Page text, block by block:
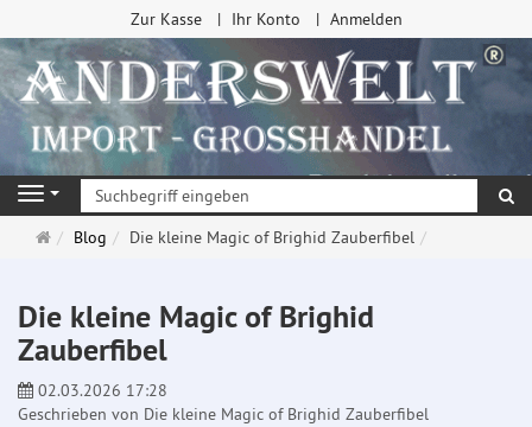
Zur Kasse Ihr Konto Anmelden
Navigation
Startseite
Blog Die kleine Magic of Brighid Zauberfibel
Die kleine Magic of Brighid
Zauberfibel
02.03.2026 17:28
Geschrieben von Die kleine Magic of Brighid Zauberfibel